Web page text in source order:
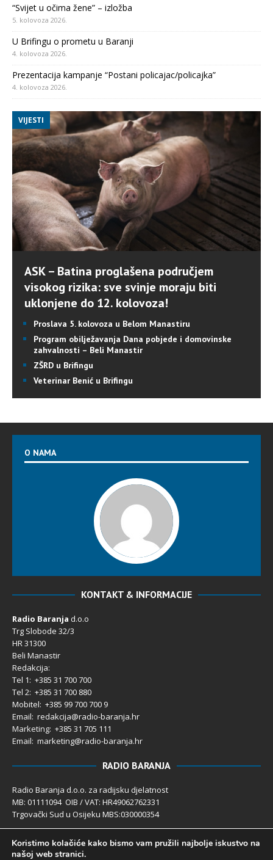
“Svijet u očima žene” – izložba
5. kolovoza 2026.
U Brifingu o prometu u Baranji
4. kolovoza 2026.
Prezentacija kampanje “Postani policajac/policajka”
4. kolovoza 2026.
VIJESTI
ASK – Batina proglašena područjem
visokog rizika: sve svinje moraju biti
uklonjene do 12. kolovoza!
Proslava 5. kolovoza u Belom Manastiru
Program obilježavanja Dana pobjede i domovinske
zahvalnosti – Beli Manastir
ZŠRD u Brifingu
Veterinar Benić u Brifingu
O NAMA
KONTAKT & INFORMACIJE
Radio Baranja d.o.o
Trg Slobode 32/3
HR 31300
Beli Manastir
Redakcija:
Tel 1: +385 31 700 700
Tel 2: +385 31 700 880
Mobitel: +385 99 700 700 9
Email: redakcija@radio-baranja.hr
Marketing: +385 31 705 111
Email: marketing@radio-baranja.hr
RADIO BARANJA
Radio Baranja d.o.o. za radijsku djelatnost
MB: 01111094 OIB / VAT: HR49062762331
Trgovački Sud u Osijeku MBS:030000354
Temeljni kapital 2.600,00 € uplaćen u cijelosti
Poslovni račun PBZ: 2340009-1100121402
Koristimo kolačiće kako bismo vam pružili najbolje iskustvo na
našoj web stranici.